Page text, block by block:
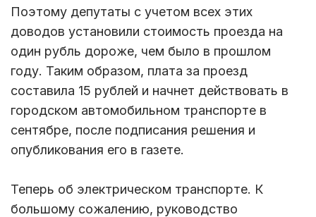
Поэтому депутаты с учетом всех этих
доводов установили стоимость проезда на
один рубль дороже, чем было в прошлом
году. Таким образом, плата за проезд
составила 15 рублей и начнет действовать в
городском автомобильном транспорте в
сентябре, после подписания решения и
опубликования его в газете.
Теперь об электрическом транспорте. К
большому сожалению, руководство